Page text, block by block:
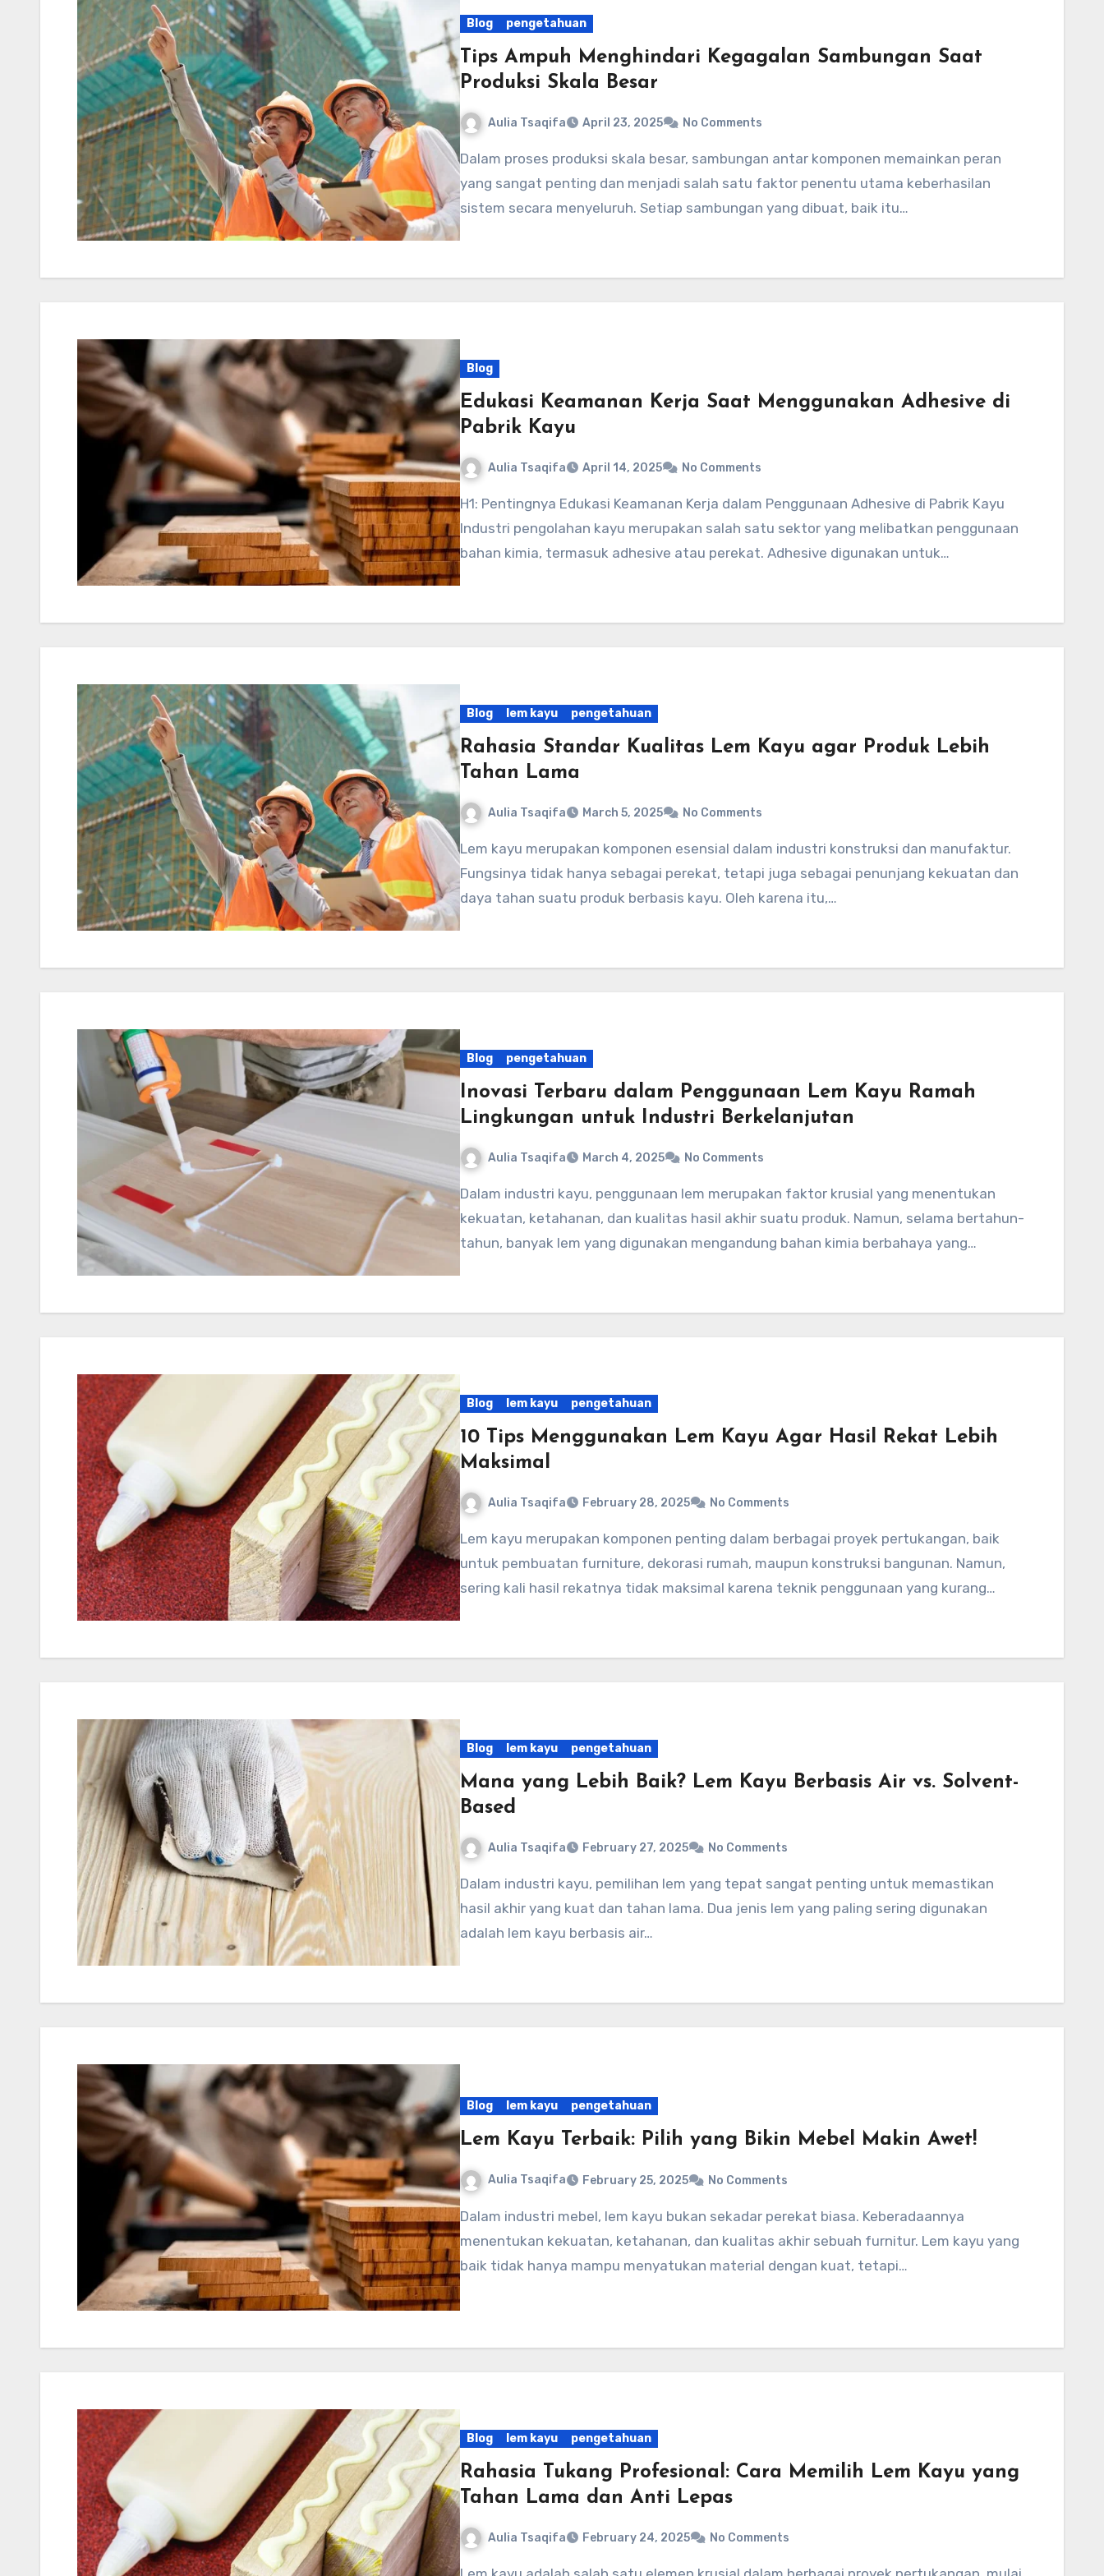
Blog pengetahuan
Tips Ampuh Menghindari Kegagalan Sambungan Saat
Produksi Skala Besar
Aulia Tsaqifa April 23, 2025 No Comments
Dalam proses produksi skala besar, sambungan antar komponen memainkan peran
yang sangat penting dan menjadi salah satu faktor penentu utama keberhasilan
sistem secara menyeluruh. Setiap sambungan yang dibuat, baik itu…
Blog
Edukasi Keamanan Kerja Saat Menggunakan Adhesive di
Pabrik Kayu
Aulia Tsaqifa April 14, 2025 No Comments
H1: Pentingnya Edukasi Keamanan Kerja dalam Penggunaan Adhesive di Pabrik Kayu
Industri pengolahan kayu merupakan salah satu sektor yang melibatkan penggunaan
bahan kimia, termasuk adhesive atau perekat. Adhesive digunakan untuk…
Blog lem kayu pengetahuan
Rahasia Standar Kualitas Lem Kayu agar Produk Lebih
Tahan Lama
Aulia Tsaqifa March 5, 2025 No Comments
Lem kayu merupakan komponen esensial dalam industri konstruksi dan manufaktur.
Fungsinya tidak hanya sebagai perekat, tetapi juga sebagai penunjang kekuatan dan
daya tahan suatu produk berbasis kayu. Oleh karena itu,…
Blog pengetahuan
Inovasi Terbaru dalam Penggunaan Lem Kayu Ramah
Lingkungan untuk Industri Berkelanjutan
Aulia Tsaqifa March 4, 2025 No Comments
Dalam industri kayu, penggunaan lem merupakan faktor krusial yang menentukan
kekuatan, ketahanan, dan kualitas hasil akhir suatu produk. Namun, selama bertahun-
tahun, banyak lem yang digunakan mengandung bahan kimia berbahaya yang…
Blog lem kayu pengetahuan
10 Tips Menggunakan Lem Kayu Agar Hasil Rekat Lebih
Maksimal
Aulia Tsaqifa February 28, 2025 No Comments
Lem kayu merupakan komponen penting dalam berbagai proyek pertukangan, baik
untuk pembuatan furniture, dekorasi rumah, maupun konstruksi bangunan. Namun,
sering kali hasil rekatnya tidak maksimal karena teknik penggunaan yang kurang…
Blog lem kayu pengetahuan
Mana yang Lebih Baik? Lem Kayu Berbasis Air vs. Solvent-
Based
Aulia Tsaqifa February 27, 2025 No Comments
Dalam industri kayu, pemilihan lem yang tepat sangat penting untuk memastikan
hasil akhir yang kuat dan tahan lama. Dua jenis lem yang paling sering digunakan
adalah lem kayu berbasis air…
Blog lem kayu pengetahuan
Lem Kayu Terbaik: Pilih yang Bikin Mebel Makin Awet!
Aulia Tsaqifa February 25, 2025 No Comments
Dalam industri mebel, lem kayu bukan sekadar perekat biasa. Keberadaannya
menentukan kekuatan, ketahanan, dan kualitas akhir sebuah furnitur. Lem kayu yang
baik tidak hanya mampu menyatukan material dengan kuat, tetapi…
Blog lem kayu pengetahuan
Rahasia Tukang Profesional: Cara Memilih Lem Kayu yang
Tahan Lama dan Anti Lepas
Aulia Tsaqifa February 24, 2025 No Comments